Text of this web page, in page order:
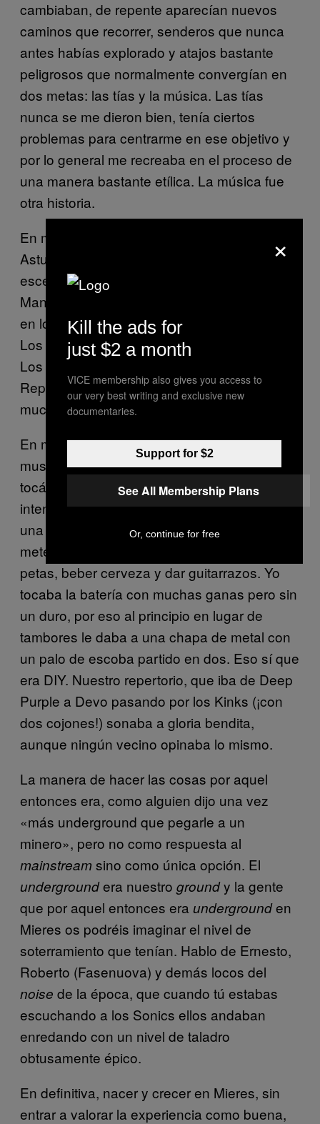
cambiaban, de repente aparecían nuevos
caminos que recorrer, senderos que nunca
antes habías explorado y atajos bastante
peligrosos que normalmente convergían en
dos metas: las tías y la música. Las tías
nunca se me dieron bien, tenía ciertos
problemas para centrarme en ese objetivo y
por lo general me recreaba en el proceso de
una manera bastante etílica. La música fue
otra historia.
En mi opinión durante los 90 hubo en
Asturias dos focos principales en cuanto a
escenas musicales se refiere: Gijón, con sus
Manta Ray, Penelope Trip, etc., englobados
en lo que se llamó Xixón Sound y Mieres con
Los Coronados, Los Buges, La Ruta, E-330,
Los Honeys, La Cosa, Los Derviches,
Repugnance, quizá menos conocidos pero
mucho más influyentes para mí.
En mi ciudad había un caldo de cultivo
musical que se sentía en el ambiente. Todos
tocábamos algo o por lo menos lo
intentábamos… Qué mejor plan para huir de
una tarde lluviosa y oscura de invierno que
meterte con los colegas en un local a fumar
petas, beber cerveza y dar guitarrazos. Yo
tocaba la batería con muchas ganas pero sin
un duro, por eso al principio en lugar de
tambores le daba a una chapa de metal con
un palo de escoba partido en dos. Eso sí que
era DIY. Nuestro repertorio, que iba de Deep
Purple a Devo pasando por los Kinks (¡con
dos cojones!) sonaba a gloria bendita,
aunque ningún vecino opinaba lo mismo.
La manera de hacer las cosas por aquel
entonces era, como alguien dijo una vez
«más underground que pegarle a un
minero», pero no como respuesta al
mainstreamsino como única opción. El
undergroundera nuestro groundy la gente
que por aquel entonces era undergrounden
Mieres os podréis imaginar el nivel de
soterramiento que tenían. Hablo de Ernesto,
Roberto (Fasenuova) y demás locos del
noise de la época, que cuando tú estabas
escuchando a los Sonics ellos andaban
enredando con un nivel de taladro
obtusamente épico.
En definitiva, nacer y crecer en Mieres, sin
entrar a valorar la experiencia como buena,
×
Kill the ads for
just $2 a month
VICE membership also gives you access to
our very best writing and exclusive new
documentaries.
Support for $2
See All Membership Plans
Or, continue for free